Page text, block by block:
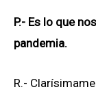
P.- Es lo que
pandemia.
R.-